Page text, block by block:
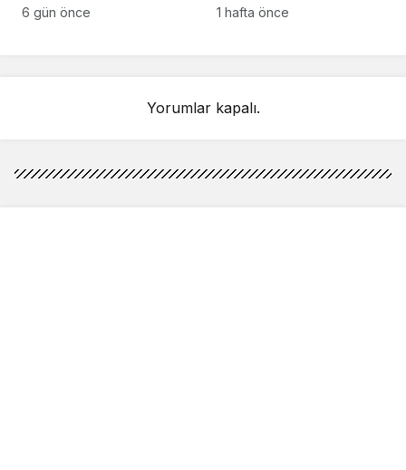
anlarındaki kahreden
6 gün önce
kez Türkiye’de
1 hafta önce
Yorumlar kapalı.